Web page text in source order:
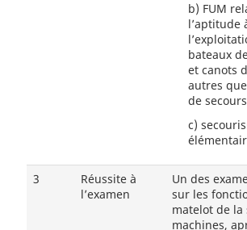
b) FUM
l’aptitude
bateaux
et canots
autres
de
c)
3
Réussite à
l’examen
Un des
sur les
matelot de la
machines,